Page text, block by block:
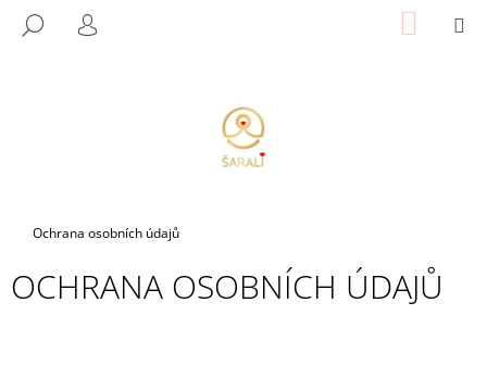
HLEDAT
PŘIHLÁŠENÍ KOŠÍK
Domů
Ochrana osobních údajů
OCHRANA OSOBNÍCH ÚDAJŮ
T
E